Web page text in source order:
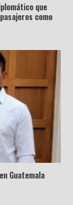
que
como
Guatemala